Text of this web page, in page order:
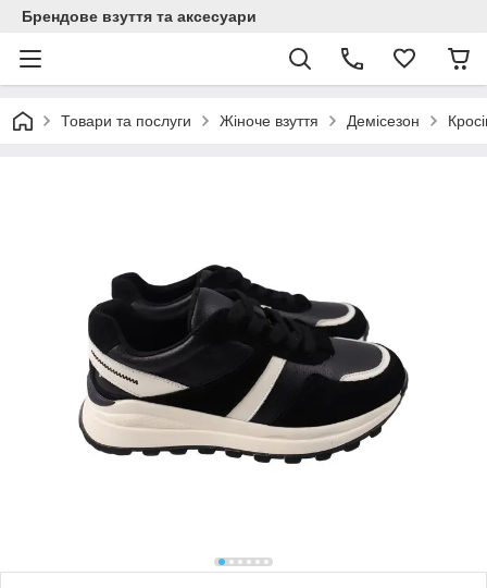
Брендове взуття та аксесуари
Товари та послуги Жіноче взуття Демісезон